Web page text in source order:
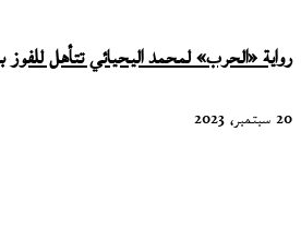
رواية «الحرب» لمحمد اليحيائي تتأهل للفوز
20 سبتمبر، 2023